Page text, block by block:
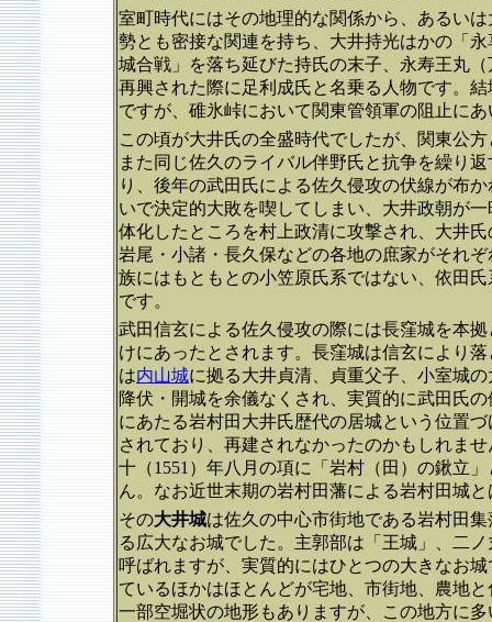
室町時代にはその地理的な関係から、あるい
勢とも密接な関連を持ち、大井持光はかの「
城合戦」を落ち延びた持氏の末子、永寿王丸
再興された際に足利成氏と名乗る人物です。
ですが、碓氷峠において関東管領軍の阻止に
この頃が大井氏の全盛時代でしたが、関東公
また同じ佐久のライバル伴野氏と抗争を繰り
り、後年の武田氏による佐久侵攻の伏線が布
いで決定的大敗を喫してしまい、大井政朝が
体化したところを村上政清に攻撃され、大井
岩尾・小諸・長久保などの各地の庶家がそれ
族にはもともとの小笠原氏系ではない、依田
です。
武田信玄による佐久侵攻の際には長窪城を本
けにあったとされます。長窪城は信玄により
は内山城に拠る大井貞清、貞重父子、小室城
降伏・開城を余儀なくされ、実質的に武田氏
にあたる岩村田大井氏歴代の居城という位置
されており、再建されなかったのかもしれま
十（1551）年八月の項に「岩村（田）の鍬立
ん。なお近世末期の岩村田藩による岩村田城
その大井城は佐久の中心市街地である岩村田
る広大なお城でした。主郭部は「王城」、二
呼ばれますが、実質的にはひとつの大きなお
ているほかはほとんどが宅地、市街地、農地
一部空堀状の地形もありますが、この地方に